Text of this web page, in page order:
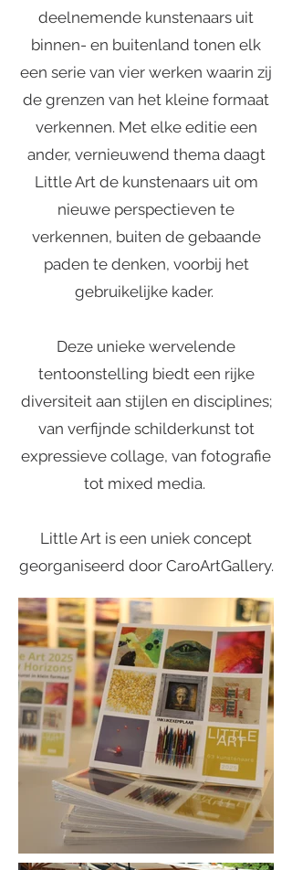
deelnemende kunstenaars uit
binnen- en buitenland tonen elk
een serie van vier werken waarin zij
de grenzen van het kleine formaat
verkennen. Met elke editie een
ander, vernieuwend thema daagt
Little Art de kunstenaars uit om
nieuwe perspectieven te
verkennen, buiten de gebaande
paden te denken, voorbij het
gebruikelijke kader.
Deze unieke wervelende
tentoonstelling biedt een rijke
diversiteit aan stijlen en disciplines;
van verfijnde schilderkunst tot
expressieve collage, van fotografie
tot mixed media.
Little Art is een uniek concept
georganiseerd door CaroArtGallery.